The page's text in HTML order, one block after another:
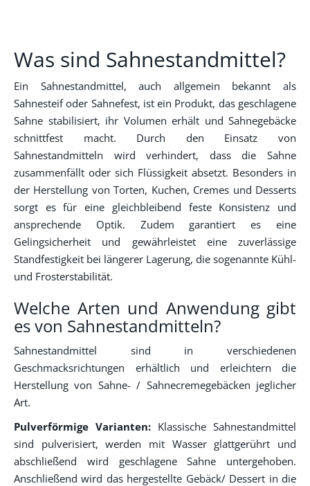
Was sind Sahnestandmittel?
Ein Sahnestandmittel, auch allgemein bekannt als
Sahnesteif oder Sahnefest, ist ein Produkt, das geschlagene
Sahne stabilisiert, ihr Volumen erhält und Sahnegebäcke
schnittfest macht. Durch den Einsatz von
Sahnestandmitteln wird verhindert, dass die Sahne
zusammenfällt oder sich Flüssigkeit absetzt. Besonders in
der Herstellung von Torten, Kuchen, Cremes und Desserts
sorgt es für eine gleichbleibend feste Konsistenz und
ansprechende Optik. Zudem garantiert es eine
Gelingsicherheit und gewährleistet eine zuverlässige
Standfestigkeit bei längerer Lagerung, die sogenannte Kühl-
und Frosterstabilität.
Welche Arten und Anwendung gibt
es von Sahnestandmitteln?
Sahnestandmittel sind in verschiedenen
Geschmacksrichtungen erhältlich und erleichtern die
Herstellung von Sahne- / Sahnecremegebäcken jeglicher
Art.
Pulverförmige Varianten: Klassische Sahnestandmittel
sind pulverisiert, werden mit Wasser glattgerührt und
abschließend wird geschlagene Sahne untergehoben.
Anschließend wird das hergestellte Gebäck/ Dessert in die